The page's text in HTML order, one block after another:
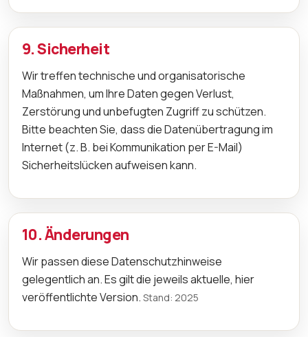
9. Sicherheit
Wir treffen technische und organisatorische
Maßnahmen, um Ihre Daten gegen Verlust,
Zerstörung und unbefugten Zugriff zu schützen.
Bitte beachten Sie, dass die Datenübertragung im
Internet (z. B. bei Kommunikation per E-Mail)
Sicherheitslücken aufweisen kann.
10. Änderungen
Wir passen diese Datenschutzhinweise
gelegentlich an. Es gilt die jeweils aktuelle, hier
veröffentlichte Version. Stand: 2025